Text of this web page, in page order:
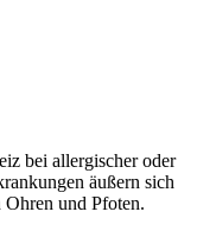
bei allergischer oder
äußern sich
und Pfoten.